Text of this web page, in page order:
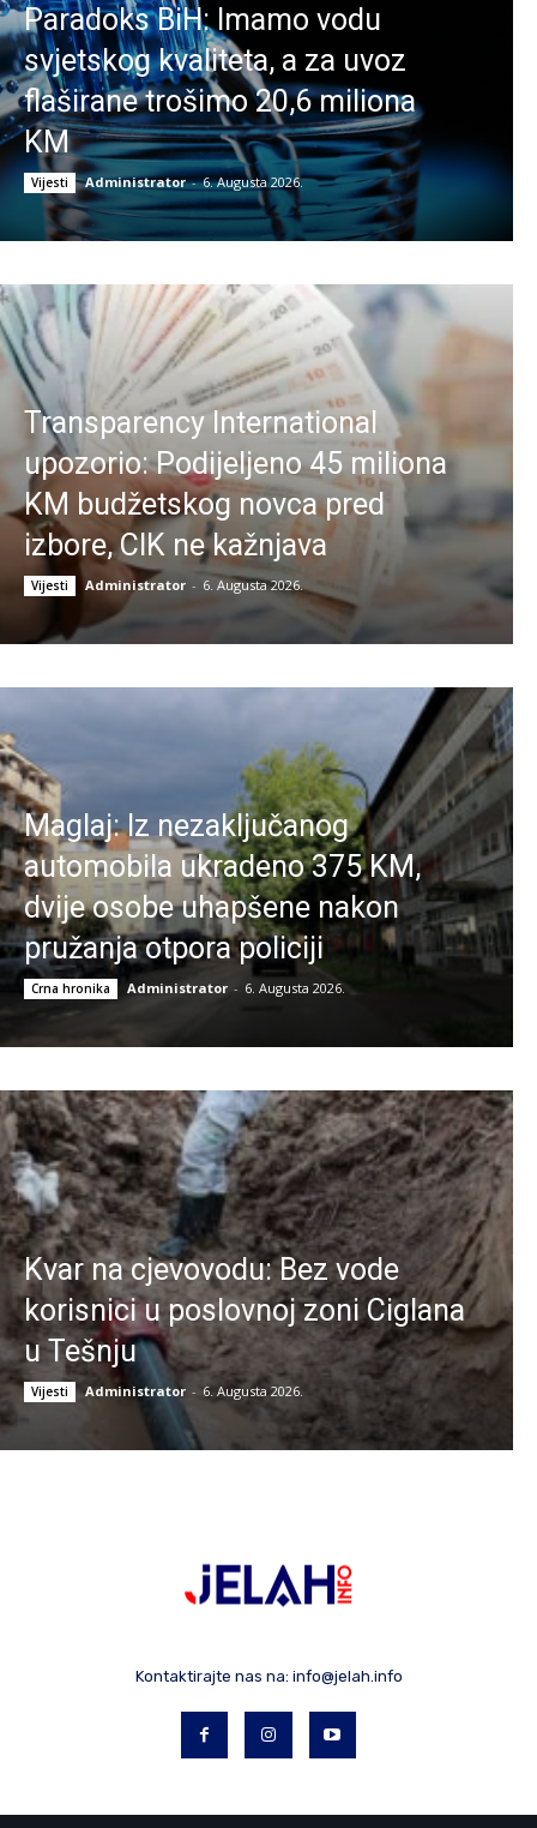
Paradoks BiH: Imamo vodu
svjetskog kvaliteta, a za uvoz
flaširane trošimo 20,6 miliona
KM
Vijesti Administrator - 6. Augusta 2026.
Transparency International
upozorio: Podijeljeno 45 miliona
KM budžetskog novca pred
izbore, CIK ne kažnjava
Vijesti Administrator - 6. Augusta 2026.
Maglaj: Iz nezaključanog
automobila ukradeno 375 KM,
dvije osobe uhapšene nakon
pružanja otpora policiji
Crna hronika Administrator - 6. Augusta 2026.
Kvar na cjevovodu: Bez vode
korisnici u poslovnoj zoni Ciglana
u Tešnju
Vijesti Administrator - 6. Augusta 2026.
Kontaktirajte nas na: info@jelah.info